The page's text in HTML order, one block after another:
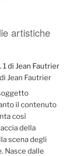
artistiche
Jean Fautrier
il contenuto
così
della
scena degli
Nasce dalle